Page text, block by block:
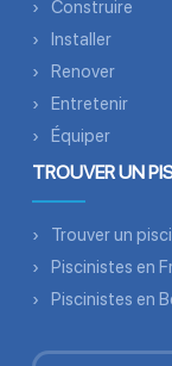
Construire
Installer
Renover
Entretenir
Équiper
TROUVER UN
Trouver un
Piscinistes en
Piscinistes en